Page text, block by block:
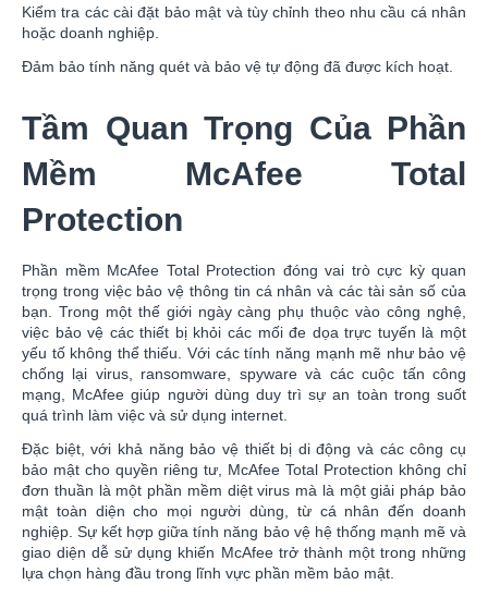
Kiểm tra các cài đặt bảo mật và tùy chỉnh theo nhu cầu cá nhân
hoặc doanh nghiệp.
Đảm bảo tính năng quét và bảo vệ tự động đã được kích hoạt.
Tầm Quan Trọng Của Phần
Mềm McAfee Total
Protection
Phần mềm McAfee Total Protection đóng vai trò cực kỳ quan
trọng trong việc bảo vệ thông tin cá nhân và các tài sản số của
bạn. Trong một thế giới ngày càng phụ thuộc vào công nghệ,
việc bảo vệ các thiết bị khỏi các mối đe dọa trực tuyến là một
yếu tố không thể thiếu. Với các tính năng mạnh mẽ như bảo vệ
chống lại virus, ransomware, spyware và các cuộc tấn công
mạng, McAfee giúp người dùng duy trì sự an toàn trong suốt
quá trình làm việc và sử dụng internet.
Đặc biệt, với khả năng bảo vệ thiết bị di động và các công cụ
bảo mật cho quyền riêng tư, McAfee Total Protection không chỉ
đơn thuần là một phần mềm diệt virus mà là một giải pháp bảo
mật toàn diện cho mọi người dùng, từ cá nhân đến doanh
nghiệp. Sự kết hợp giữa tính năng bảo vệ hệ thống mạnh mẽ và
giao diện dễ sử dụng khiến McAfee trở thành một trong những
lựa chọn hàng đầu trong lĩnh vực phần mềm bảo mật.